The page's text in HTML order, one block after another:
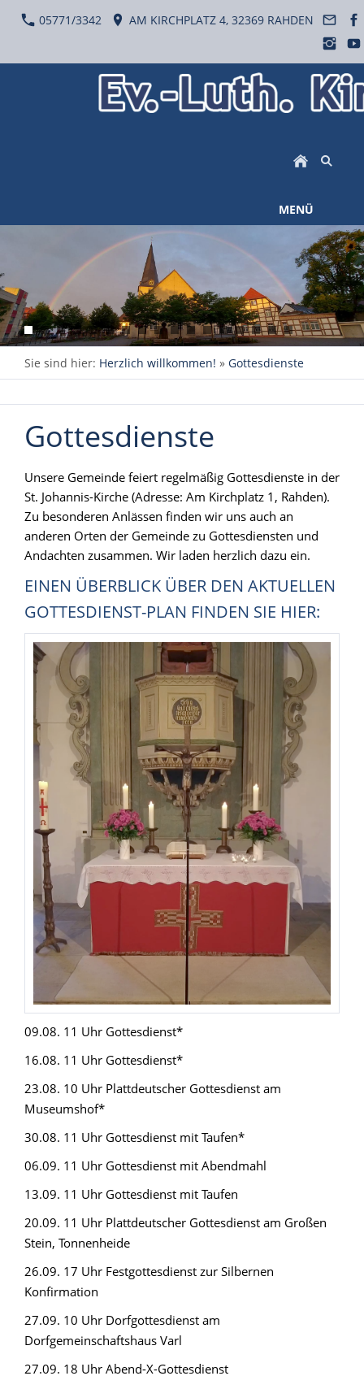
05771/3342 AM KIRCHPLATZ 4, 32369 RAHDEN
MENÜ
Sie sind hier: Herzlich willkommen! » Gottesdienste
Gottesdienste
Unsere Gemeinde feiert regelmäßig Gottesdienste in der
St. Johannis-Kirche (Adresse: Am Kirchplatz 1, Rahden).
Zu besonderen Anlässen finden wir uns auch an
anderen Orten der Gemeinde zu Gottesdiensten und
Andachten zusammen. Wir laden herzlich dazu ein.
EINEN ÜBERBLICK ÜBER DEN AKTUELLEN
GOTTESDIENST-PLAN FINDEN SIE HIER:
09.08. 11 Uhr Gottesdienst*
16.08. 11 Uhr Gottesdienst*
23.08. 10 Uhr Plattdeutscher Gottesdienst am
Museumshof*
30.08. 11 Uhr Gottesdienst mit Taufen*
06.09. 11 Uhr Gottesdienst mit Abendmahl
13.09. 11 Uhr Gottesdienst mit Taufen
20.09. 11 Uhr Plattdeutscher Gottesdienst am Großen
Stein, Tonnenheide
26.09. 17 Uhr Festgottesdienst zur Silbernen
Konfirmation
27.09. 10 Uhr Dorfgottesdienst am
Dorfgemeinschaftshaus Varl
27.09. 18 Uhr Abend-X-Gottesdienst